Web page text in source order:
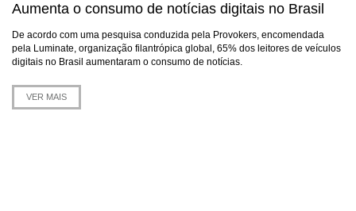
Aumenta o consumo de notícias digitais no Brasil
De acordo com uma pesquisa conduzida pela Provokers, encomendada
pela Luminate, organização filantrópica global, 65% dos leitores de veículos
digitais no Brasil aumentaram o consumo de notícias.
VER MAIS